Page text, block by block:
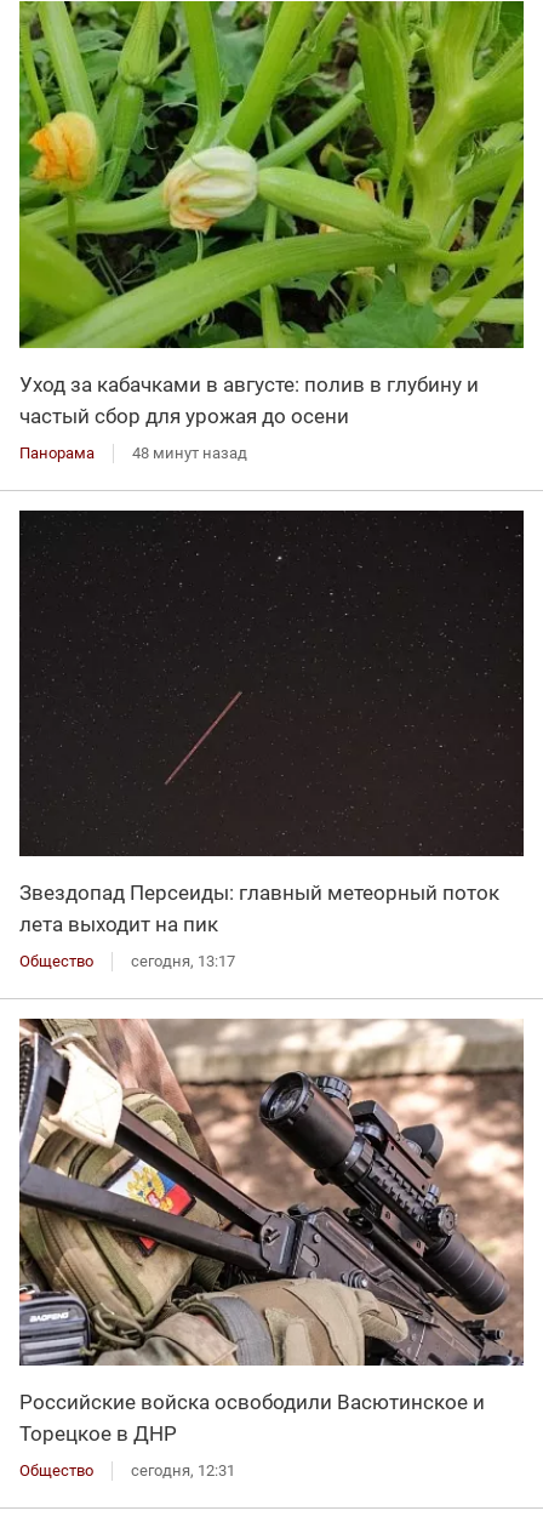
Уход за кабачками в августе: полив в глубину и
частый сбор для урожая до осени
Панорама 48 минут назад
Звездопад Персеиды: главный метеорный поток
лета выходит на пик
Общество сегодня, 13:17
Российские войска освободили Васютинское и
Торецкое в ДНР
Общество сегодня, 12:31